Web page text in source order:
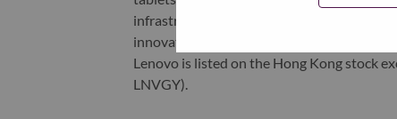
infrastructure), software, solutions, and
innovation is building a more equitable,
Lenovo is listed on the Hong Kong stock
LNVGY).